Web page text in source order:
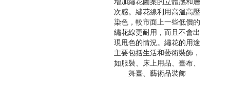
次感。繡花線利用高溫高壓
染色，較市面上一些低價的
繡花線更耐用，而且不會出
現甩色的情況。繡花的用途
主要包括生活和藝術裝飾，
如服裝、床上用品、臺布、
舞臺、藝術品裝飾